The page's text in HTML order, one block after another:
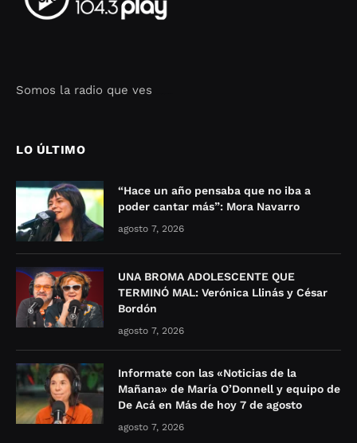
Somos la radio que ves
LO ÚLTIMO
“Hace un año pensaba que no iba a
poder cantar más”: Mora Navarro
agosto 7, 2026
UNA BROMA ADOLESCENTE QUE
TERMINÓ MAL: Verónica Llinás y César
Bordón
agosto 7, 2026
Informate con las «Noticias de la
Mañana» de María O’Donnell y equipo de
De Acá en Más de hoy 7 de agosto
agosto 7, 2026